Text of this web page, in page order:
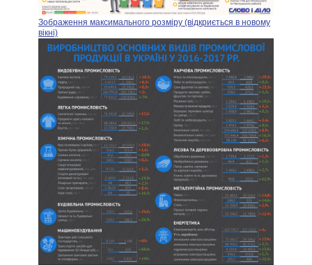
Зображення максимального розміру (відкриється в новому
вікні)